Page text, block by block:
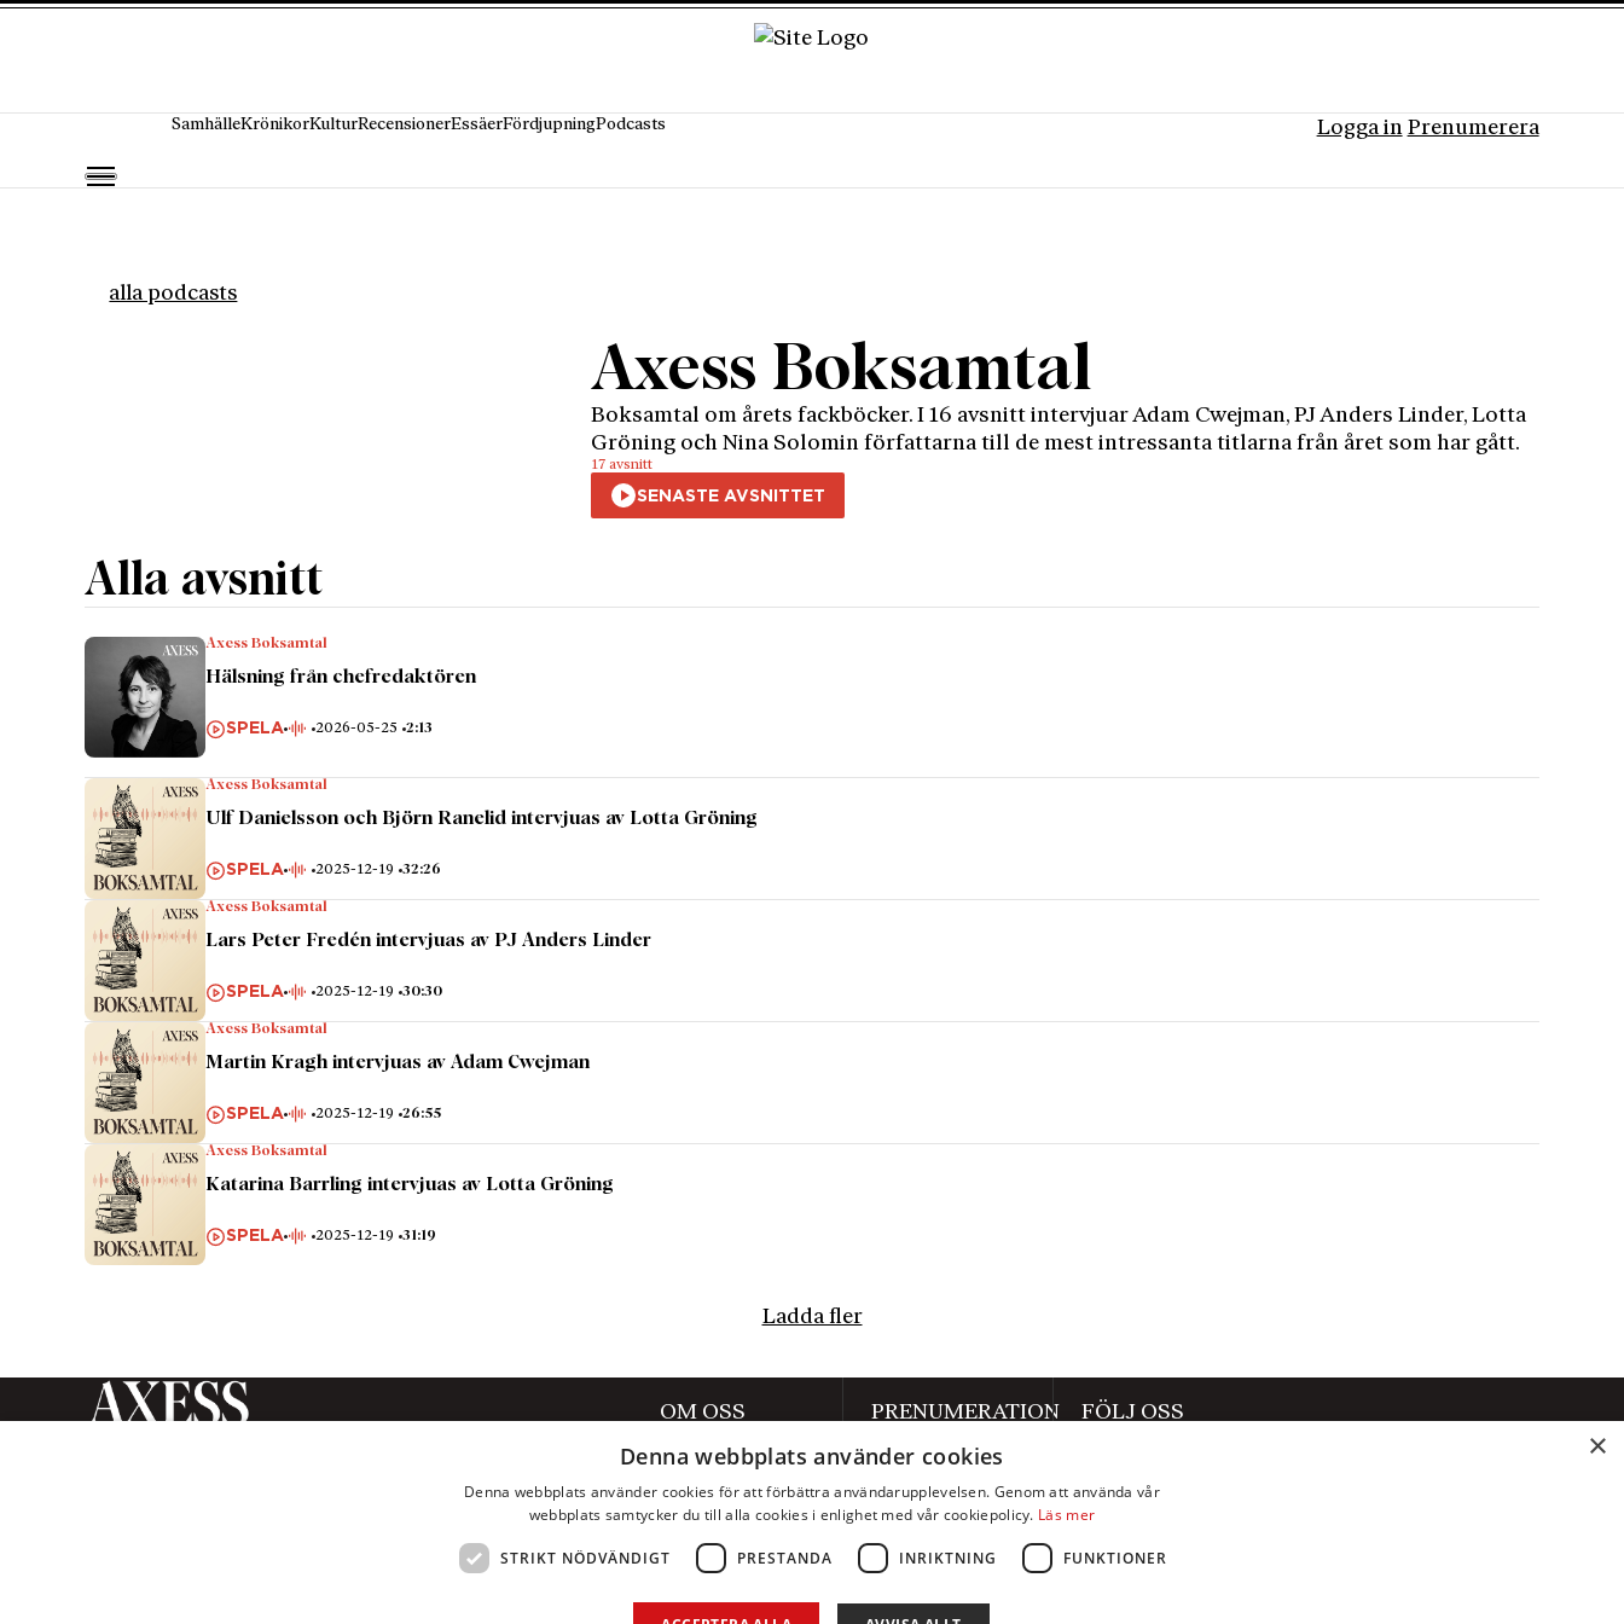
SamhälleKrönikorKulturRecensionerEssäerFördjupningPodcasts Logga in Prenumerera
alla podcasts
Axess Boksamtal
Boksamtal om årets fackböcker. I 16 avsnitt intervjuar Adam Cwejman, PJ Anders Linder, Lotta
Gröning och Nina Solomin författarna till de mest intressanta titlarna från året som har gått.
17 avsnitt
Alla avsnitt
Axess Boksamtal
Hälsning från chefredaktören
SPELA 2026-05-25 2:13
Axess Boksamtal
Ulf Danielsson och Björn Ranelid intervjuas av Lotta Gröning
SPELA 2025-12-19 32:26
Axess Boksamtal
Lars Peter Fredén intervjuas av PJ Anders Linder
SPELA 2025-12-19 30:30
Axess Boksamtal
Martin Kragh intervjuas av Adam Cwejman
SPELA 2025-12-19 26:55
Axess Boksamtal
Katarina Barrling intervjuas av Lotta Gröning
SPELA 2025-12-19 31:19
Ladda fler
OM OSS
Om Axess
Kontakt
Annonsera
PRENUMERATION
Prenumerera
Mina sidor
FÖLJ OSS
Instagram
×
Denna webbplats använder cookies
Denna webbplats använder cookies för att förbättra användarupplevelsen. Genom att använda vår
webbplats samtycker du till alla cookies i enlighet med vår cookiepolicy. Läs mer
STRIKT NÖDVÄNDIGT PRESTANDA INRIKTNING FUNKTIONER